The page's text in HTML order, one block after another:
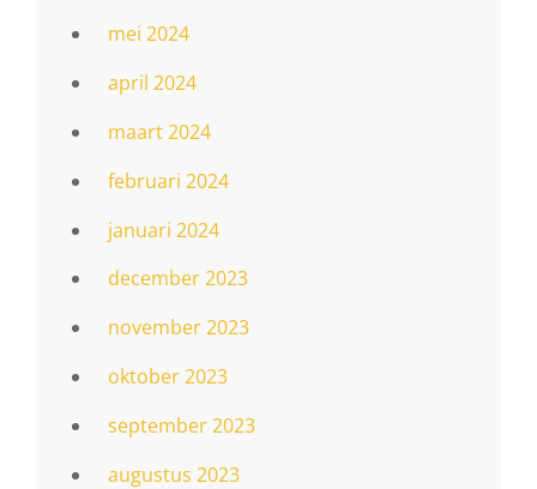
mei 2024
april 2024
maart 2024
februari 2024
januari 2024
december 2023
november 2023
oktober 2023
september 2023
augustus 2023